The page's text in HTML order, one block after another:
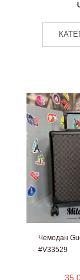
Чемодан
#V33529
35